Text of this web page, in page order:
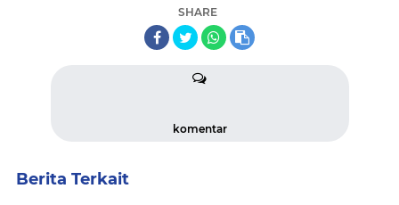
SHARE
komentar
Berita Terkait